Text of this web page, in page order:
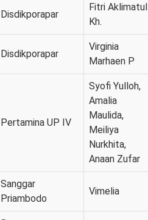
Disdikporapar
Fitri Aklimatul
Kh.
Disdikporapar
Virginia
Marhaen P
Pertamina UP IV
Syofi Yulloh,
Amalia
Maulida,
Meiliya
Nurkhita,
Anaan Zufar
Sanggar
Priambodo
Vimelia